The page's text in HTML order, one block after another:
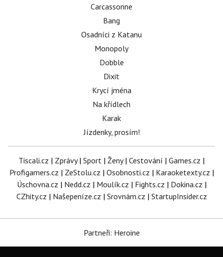
Carcassonne
Bang
Osadníci z Katanu
Monopoly
Dobble
Dixit
Krycí jména
Na křídlech
Karak
Jízdenky, prosím!
Tiscali.cz | Zprávy| Sport | Ženy| Cestování | Games.cz |
Profigamers.cz | ZeStolu.cz | Osobnosti.cz | Karaoketexty.cz |
Úschovna.cz | Nedd.cz | Moulík.cz | Fights.cz | Dokina.cz |
CZhity.cz | Našepeníze.cz | Srovnám.cz | StartupInsider.cz
Partneři: Heroine